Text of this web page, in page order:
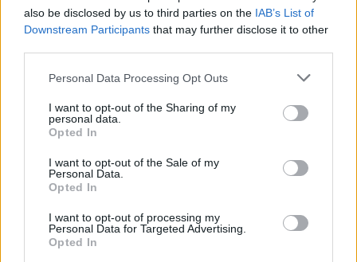
also be disclosed by us to third parties on the IAB’s List of
Downstream Participants that may further disclose it to other
Personal Data Processing Opt Outs
I want to opt-out of the Sharing of my
personal data.
Opted In
I want to opt-out of the Sale of my
Personal Data.
Opted In
I want to opt-out of processing my
Personal Data for Targeted Advertising.
Opted In
San Marino – Suomi 20.11. klo 21.45
Edellinen artikkeli
Parhaat jalkapalloteemaiset
kolikkopelit 2022
Seuraava artikkeli
jalkapallon EM-kisoissa